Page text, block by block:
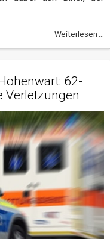
Weiterlesen ...
62-
Verletzungen